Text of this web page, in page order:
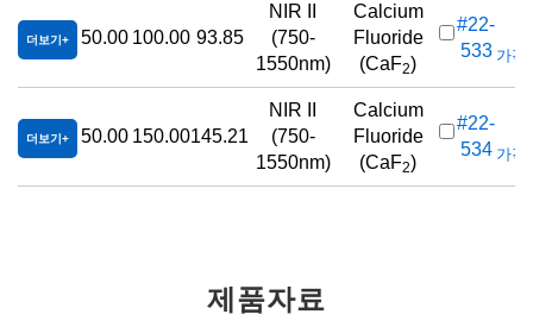
더보기 50.00 100.00 93.85
NIR II
(750-
1550nm)
Calcium
Fluoride
(CaF2)
#22-
533 가격
더보기 50.00 150.00145.21
NIR II
(750-
1550nm)
Calcium
Fluoride
(CaF2)
#22-
534 가격
제품자료